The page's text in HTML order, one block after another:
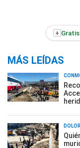
+
MÁS LEÍDAS